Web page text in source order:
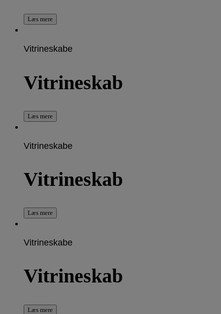
Læs mere
Vitrineskabe
Vitrineskab
Læs mere
Vitrineskabe
Vitrineskab
Læs mere
Vitrineskabe
Vitrineskab
Læs mere